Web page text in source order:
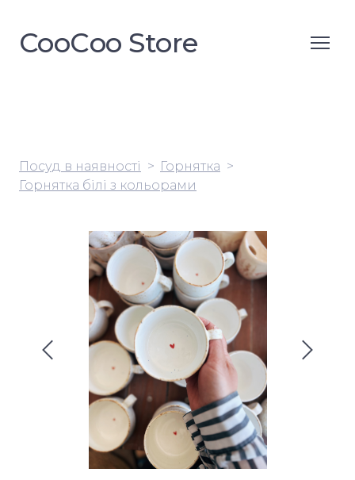
CooСoo Store
Посуд в наявності
Горнятка
Горнятка білі з кольорами